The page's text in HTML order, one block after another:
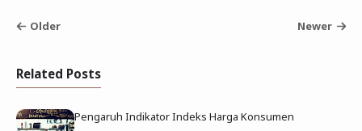
Older Newer
Related Posts
Pengaruh Indikator Indeks Harga Konsumen